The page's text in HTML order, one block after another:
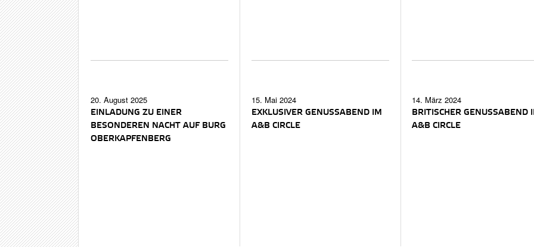
20. August 2025
EINLADUNG ZU EINER
BESONDEREN NACHT AUF BURG
OBERKAPFENBERG
15. Mai 2024
EXKLUSIVER GENUSSABEND IM
A&B CIRCLE
14. März 2024
BRITISCHER GENUSSABEND
A&B CIRCLE